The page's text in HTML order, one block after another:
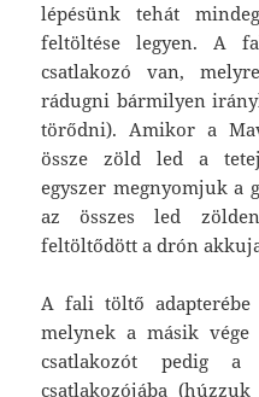
lépésünk tehát
feltöltése legyen. A
csatlakozó van,
rádugni bármilyen
törődni). Amikor a
össze zöld led a
egyszer megnyomjuk a
az összes led
feltöltődött a drón
A fali töltő
melynek a másik
csatlakozót pedig
csatlakozójába